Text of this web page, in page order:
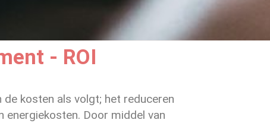
- ROI
kosten als volgt; het reduceren
energiekosten. Door middel van